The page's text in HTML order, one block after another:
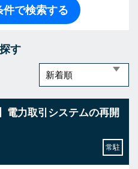
件で検索する
す
電力取引システムの再開
常駐